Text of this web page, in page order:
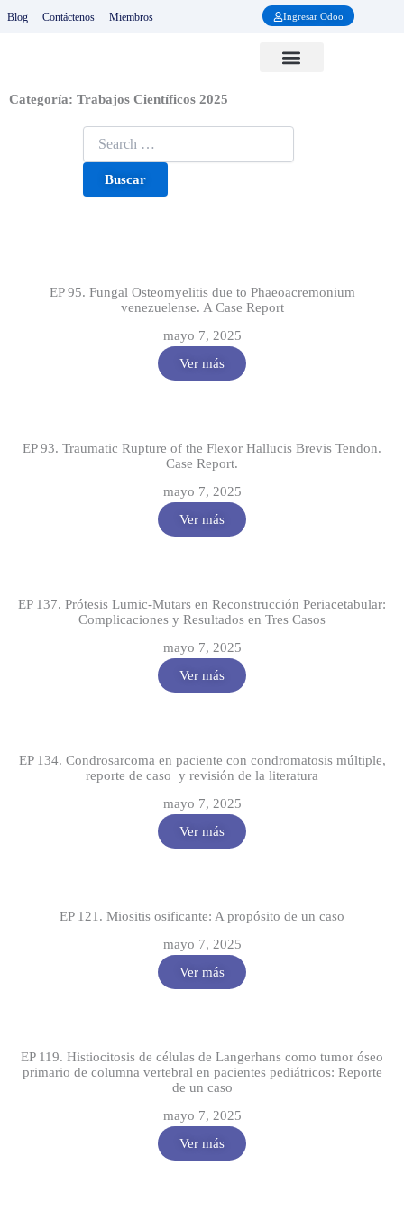
IrBlog Contáctenos Miembros Ingresar Odoo
Categoría: Trabajos Científicos 2025
EP 95. Fungal Osteomyelitis due to Phaeoacremonium
venezuelense. A Case Report
mayo 7, 2025
Ver más
EP 93. Traumatic Rupture of the Flexor Hallucis Brevis Tendon.
Case Report.
mayo 7, 2025
Ver más
EP 137. Prótesis Lumic-Mutars en Reconstrucción Periacetabular:
Complicaciones y Resultados en Tres Casos
mayo 7, 2025
Ver más
EP 134. Condrosarcoma en paciente con condromatosis múltiple,
reporte de caso y revisión de la literatura
mayo 7, 2025
Ver más
EP 121. Miositis osificante: A propósito de un caso
mayo 7, 2025
Ver más
EP 119. Histiocitosis de células de Langerhans como tumor óseo
primario de columna vertebral en pacientes pediátricos: Reporte
de un caso
mayo 7, 2025
Ver más